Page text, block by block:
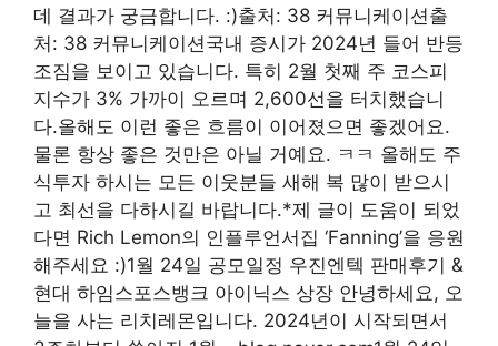
데 결과가 궁금합니다. :)출처: 38 커뮤니케이션출
처: 38 커뮤니케이션국내 증시가 2024년 들어 반등
조짐을 보이고 있습니다. 특히 2월 첫째 주 코스피
지수가 3% 가까이 오르며 2,600선을 터치했습니
다.올해도 이런 좋은 흐름이 이어졌으면 좋겠어요.
물론 항상 좋은 것만은 아닐 거예요. ㅋㅋ 올해도 주
식투자 하시는 모든 이웃분들 새해 복 많이 받으시
고 최선을 다하시길 바랍니다.*제 글이 도움이 되었
다면 Rich Lemon의 인플루언서집 ‘Fanning’을 응원
해주세요 :)1월 24일 공모일정 우진엔텍 판매후기 &
현대 하임스포스뱅크 아이닉스 상장 안녕하세요, 오
늘을 사는 리치레몬입니다. 2024년이 시작되면서